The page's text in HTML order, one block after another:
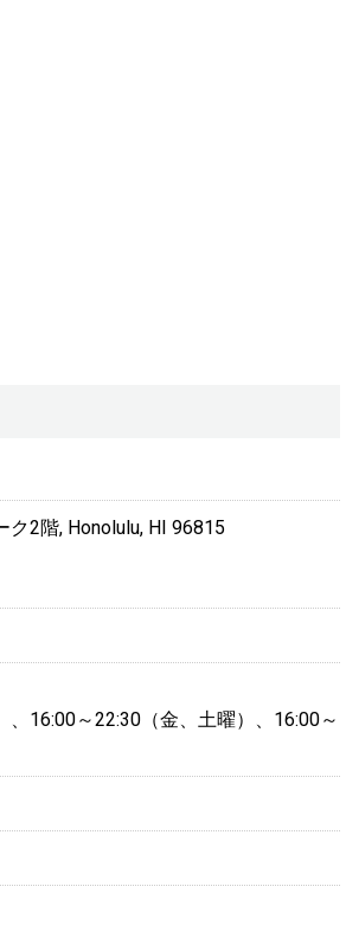
2階, Honolulu, HI 96815
、16:00～22:30（金、土曜）、16:00～